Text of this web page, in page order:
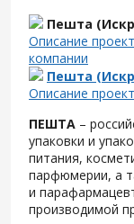
Пешта
Описание
компании
Пешта
Описание
ПЕШТА –
упаковки и
питания,
парфюмерии, а
и
производимой